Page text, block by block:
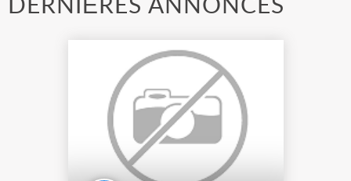
DERNIÈRES ANNONCES